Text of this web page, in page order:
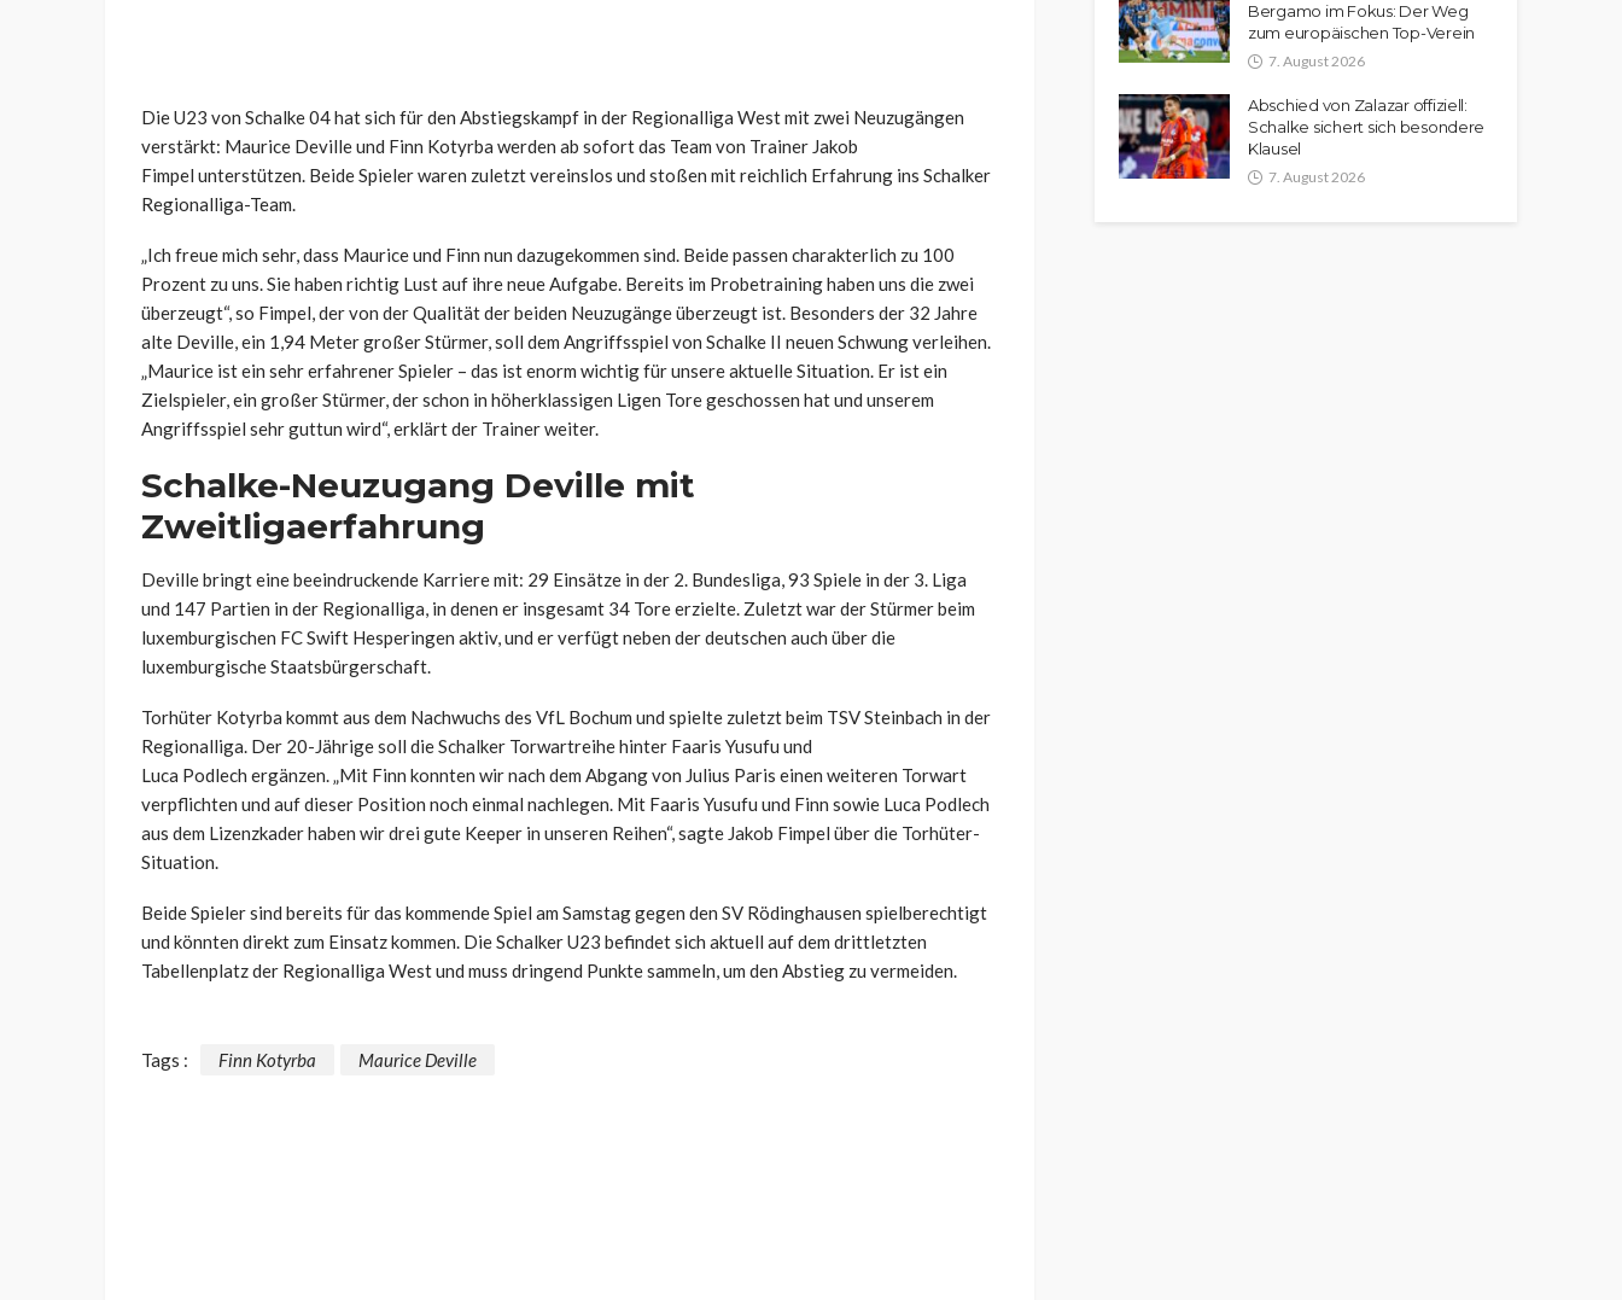
Die U23 von Schalke 04 hat sich für den Abstiegskampf in der Regionalliga West mit zwei Neuzugängen
verstärkt: Maurice Devilleund Finn Kotyrba werden ab sofort das Team von Trainer Jakob
Fimpel unterstützen. Beide Spieler waren zuletzt vereinslos und stoßen mit reichlich Erfahrung ins Schalker
Regionalliga-Team.
„Ich freue mich sehr, dass Maurice und Finn nun dazugekommen sind. Beide passen charakterlich zu 100
Prozent zu uns. Sie haben richtig Lust auf ihre neue Aufgabe. Bereits im Probetraining haben uns die zwei
überzeugt“, so Fimpel , der von der Qualität der beiden Neuzugänge überzeugt ist. Besonders der 32 Jahre
alte Deville , ein 1,94 Meter großer Stürmer, soll dem Angriffsspiel von Schalke II neuen Schwung verleihen.
„Maurice ist ein sehr erfahrener Spieler – das ist enorm wichtig für unsere aktuelle Situation. Er ist ein
Zielspieler, ein großer Stürmer, der schon in höherklassigen Ligen Tore geschossen hat und unserem
Angriffsspiel sehr guttun wird“, erklärt der Trainer weiter.
Schalke-Neuzugang Deville mit
Zweitligaerfahrung
Devillebringt eine beeindruckende Karriere mit: 29 Einsätze in der 2. Bundesliga, 93 Spiele in der 3. Liga
und 147 Partien in der Regionalliga, in denen er insgesamt 34 Tore erzielte. Zuletzt war der Stürmer beim
luxemburgischen FC Swift Hesperingen aktiv, und er verfügt neben der deutschen auch über die
luxemburgische Staatsbürgerschaft.
Torhüter Kotyrba kommt aus dem Nachwuchs des VfL Bochum und spielte zuletzt beim TSV Steinbach in der
Regionalliga. Der 20-Jährige soll die Schalker Torwartreihe hinter Faaris Yusufu und
Luca Podlech ergänzen. „Mit Finn konnten wir nach dem Abgang von Julius Paris einen weiteren Torwart
verpflichten und auf dieser Position noch einmal nachlegen. Mit Faaris Yusufu und Finn sowie Luca Podlech
aus dem Lizenzkader haben wir drei gute Keeper in unseren Reihen“, sagte Jakob Fimpel über die Torhüter-
Situation.
Beide Spieler sind bereits für das kommende Spiel am Samstag gegen den SV Rödinghausen spielberechtigt
und könnten direkt zum Einsatz kommen. Die Schalker U23 befindet sich aktuell auf dem drittletzten
Tabellenplatz der Regionalliga West und muss dringend Punkte sammeln, um den Abstieg zu vermeiden.
Tags : Finn Kotyrba Maurice Deville
Bergamo im Fokus: Der Weg
zum europäischen Top-Verein
7. August 2026
Abschied von Zalazar offiziell:
Schalke sichert sich besondere
Klausel
7. August 2026